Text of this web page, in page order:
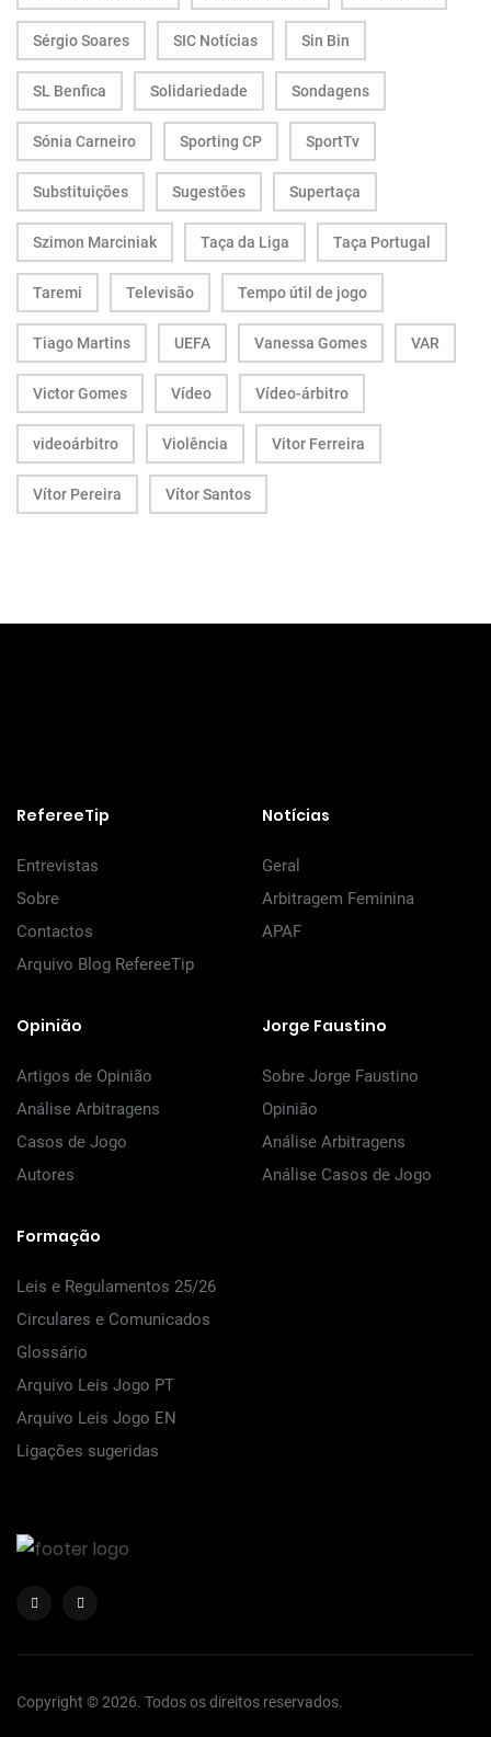
Sérgio Soares SIC Notícias Sin Bin
SL Benfica Solidariedade Sondagens
Sónia Carneiro Sporting CP SportTv
Substituições Sugestões Supertaça
Szimon Marciniak Taça da Liga Taça Portugal
Taremi Televisão Tempo útil de jogo
Tiago Martins UEFA Vanessa Gomes VAR
Victor Gomes Vídeo Vídeo-árbitro
videoárbitro Violência Vitor Ferreira
Vítor Pereira Vítor Santos
RefereeTip
Entrevistas
Sobre
Contactos
Arquivo Blog RefereeTip
Notícias
Geral
Arbitragem Feminina
APAF
Opinião
Artigos de Opinião
Análise Arbitragens
Casos de Jogo
Autores
Jorge Faustino
Sobre Jorge Faustino
Opinião
Análise Arbitragens
Análise Casos de Jogo
Formação
Leis e Regulamentos 25/26
Circulares e Comunicados
Glossário
Arquivo Leis Jogo PT
Arquivo Leis Jogo EN
Ligações sugeridas
Copyright © 2026. Todos os direitos reservados.